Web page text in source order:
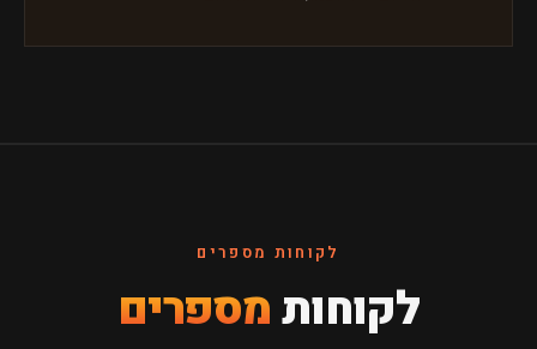
לקוחות מספרים
לקוחותמספרים